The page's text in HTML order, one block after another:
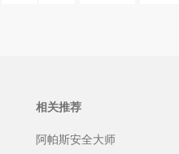
相关推荐
阿帕斯安全大师